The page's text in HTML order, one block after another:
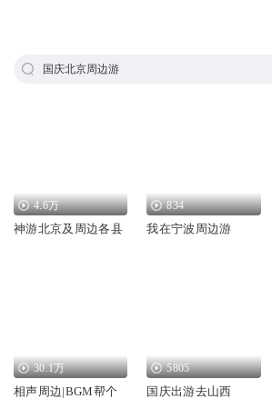
国庆北京周边游
4.6万
神游北京及周边各县
834
我在宁波周边游
30.1万
相声周边|BGM帮个
5805
国庆出游去山西